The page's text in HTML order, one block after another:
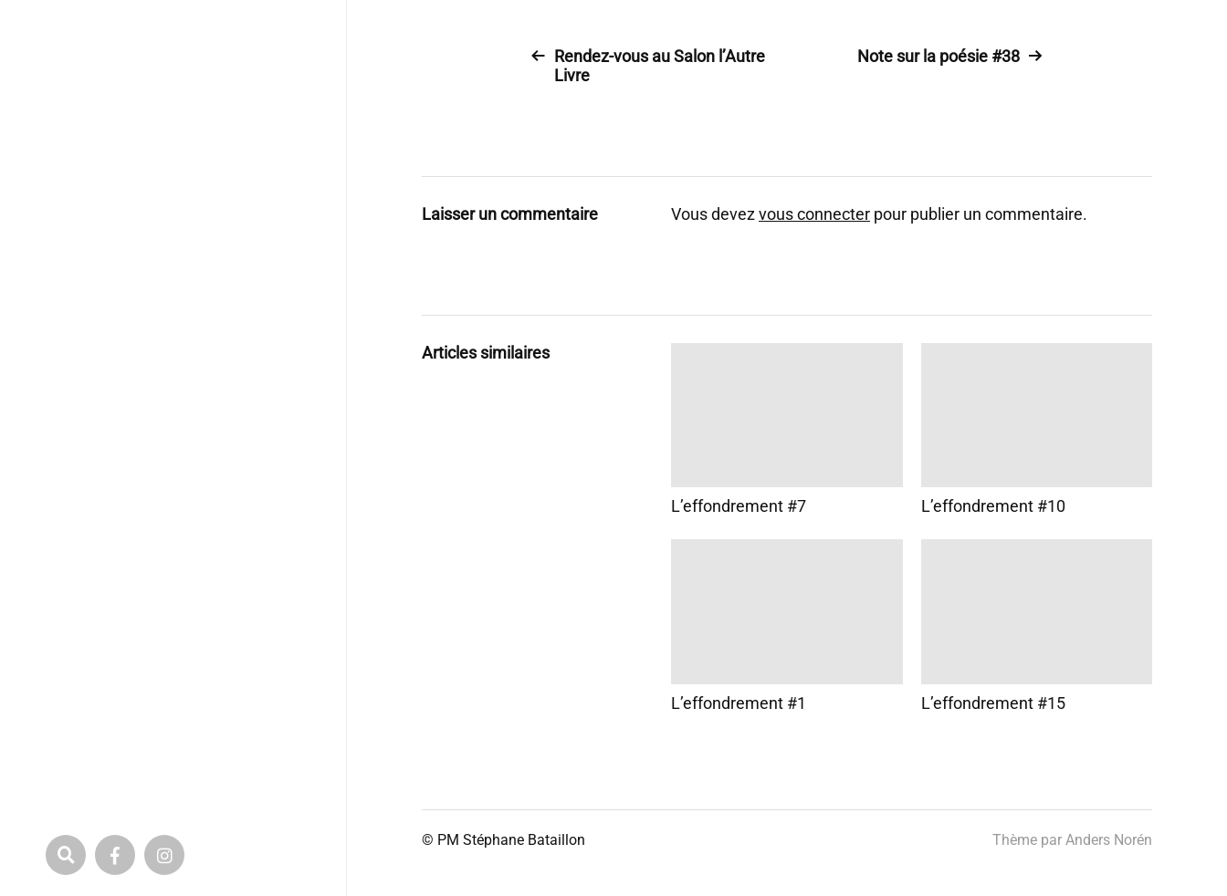
Rendez-vous au Salon l’Autre
Livre
Note sur la poésie #38
Laisser un commentaire Vous devezvous connecter pour publier un commentaire.
Articles similaires
L’effondrement #7 L’effondrement #10
L’effondrement #1 L’effondrement #15
© PM Stéphane Bataillon Thème par Anders Norén